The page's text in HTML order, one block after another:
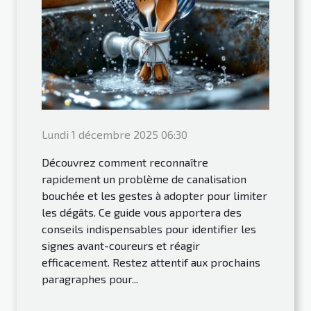
Lundi 1 décembre 2025 06:30
Découvrez comment reconnaître
rapidement un problème de canalisation
bouchée et les gestes à adopter pour limiter
les dégâts. Ce guide vous apportera des
conseils indispensables pour identifier les
signes avant-coureurs et réagir
efficacement. Restez attentif aux prochains
paragraphes pour...